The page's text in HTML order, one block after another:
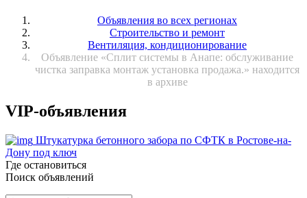
Объявления во всех регионах
Строительство и ремонт
Вентиляция, кондиционирование
Объявление «Сплит системы в Анапе: обслуживание
чистка заправка монтаж установка продажа.» находится
в архиве
VIP-объявления
Штукатурка бетонного забора по СФТК в Ростове-на-
Дону под ключ
Где остановиться
Поиск объявлений